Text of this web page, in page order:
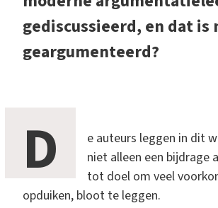
gediscussieerd, en dat
geargumenteerd?
D
e auteurs leggen in dit
niet alleen een bijdrage
tot doel om veel
opduiken, bloot te leggen.